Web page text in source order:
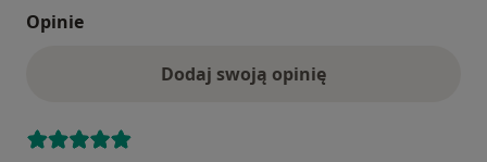
Opinie
Dodaj swoją opinię